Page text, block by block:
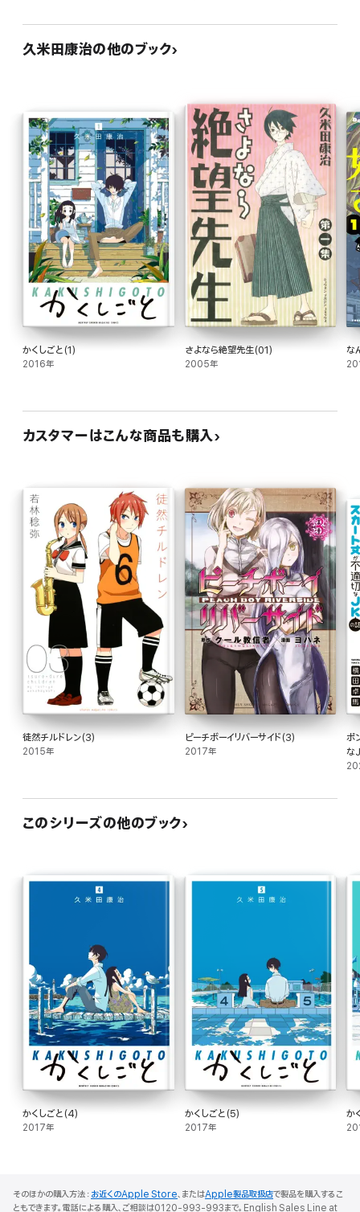
久米田康治の他のブック
かくしごと(1)
2016年
さよなら絶望先生(01)
2005年
な
カスタマーはこんな商品も購入
徒然チルドレン(3)
2015年
ピーチボーイリバーサイド(3)
2017年
ポ
な
このシリーズの他のブック
かくしごと(4)
2017年
かくしごと(5)
2017年
か
そのほかの購入方法： お近くのApple Store、またはApple製品取扱店で製品を購入するこ
ともできます。電話による購入、ご相談は0120-993-993まで。English Sales Line at